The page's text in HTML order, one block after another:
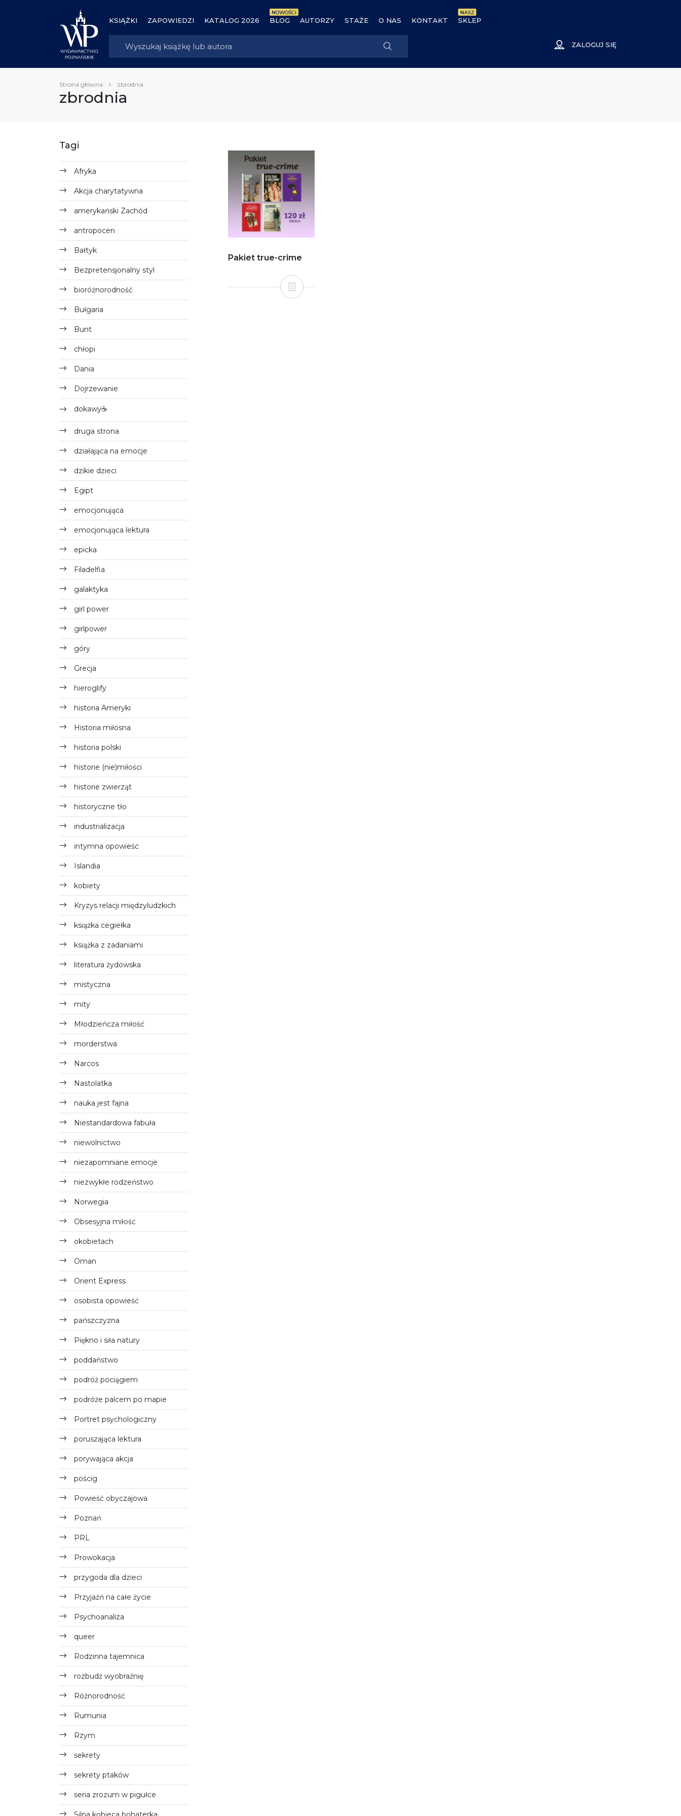
KSIĄŻKI ZAPOWIEDZI KATALOG 2026 BLOG
NOWOŚCI
AUTORZY STAŻE O NAS KONTAKT SKLEP
NASZ
ZALOGUJ SIĘ
Strona główna zbrodnia
zbrodnia
Tagi
Afryka
Akcja charytatywna
amerykański Zachód
antropocen
Bałtyk
Bezpretensjonalny styl
bioróżnorodność
Bułgaria
Bunt
chłopi
Dania
Dojrzewanie
dokawy☕
druga strona
działająca na emocje
dzikie dzieci
Egipt
emocjonująca
emocjonująca lektura
epicka
Filadelfia
galaktyka
girl power
girlpower
góry
Grecja
hieroglify
historia Ameryki
Historia miłosna
historia polski
historie (nie)miłości
historie zwierząt
historyczne tło
industrializacja
intymna opowieść
Islandia
kobiety
Kryzys relacji międzyludzkich
książka cegiełka
książka z zadaniami
literatura żydowska
mistyczna
mity
Młodzieńcza miłość
morderstwa
Narcos
Nastolatka
nauka jest fajna
Niestandardowa fabuła
niewolnictwo
niezapomniane emocje
niezwykłe rodzeństwo
Norwegia
Obsesyjna miłość
okobietach
Oman
Orient Express
osobista opowieść
pańszczyzna
Piękno i siła natury
poddaństwo
podróż pociągiem
podróże palcem po mapie
Portret psychologiczny
poruszająca lektura
porywająca akcja
pościg
Powieść obyczajowa
Poznań
PRL
Prowokacja
przygoda dla dzieci
Przyjaźń na całe życie
Psychoanaliza
queer
Rodzinna tajemnica
rozbudź wyobraźnię
Różnorodność
Rumunia
Rzym
sekrety
sekrety ptaków
seria zrozum w pigułce
Pakiet true-crime